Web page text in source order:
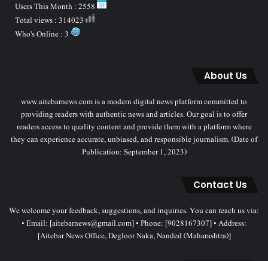
About Us
www.aitebarnews.com is a modern digital news platform committed to
providing readers with authentic news and articles. Our goal is to offer
readers access to quality content and provide them with a platform where
they can experience accurate, unbiased, and responsible journalism. (Date of
Publication: September 1, 2023)
Contact Us
We welcome your feedback, suggestions, and inquiries. You can reach us via:
• Email: [aitebarnews@gmail.com] • Phone: [9028167307] • Address:
[Aitebar News Office, Degloor Naka, Nanded (Maharashtra)]